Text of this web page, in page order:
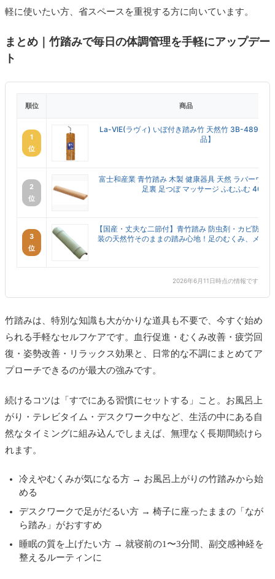
軽に使いたい方、省スペースを重視する方に向いています。
まとめ｜竹踏みで毎日の体調管理を手軽にアップデー
ト
順位 商品
1
位
La-VIE(ラヴィ) いぼ付き踏み竹 天然竹 3B-4899【
品】
2
位
富士和産業 青竹踏み 木製 健康器具 天然 ラバーウッ
足裏 足つぼ マッサージ ふむふむ 40cm
3
位
【国産・丈夫な二節付】青竹踏み 防虫剤・カビ防止
装の天然竹そのままの踏み心地！足のむくみ、メタ
2026年6月11日時点の情報です
竹踏みは、特別な知識も大がかりな道具も不要で、今すぐ始め
られる手軽なセルフケアです。血行促進・むくみ改善・疲労回
復・姿勢改善・リラックス効果と、日常的な不調にまとめてア
プローチできるのが最大の強みです。
続けるコツは「すでにある習慣にセットする」こと。お風呂上
がり・テレビタイム・デスクワーク中など、生活の中にある自
然なタイミングに組み込んでしまえば、無理なく長期間続けら
れます。
冷えやむくみが気になる方 → お風呂上がりの竹踏みから始
める
デスクワークで足がだるい方 → 椅子に座ったままの「なが
ら踏み」がおすすめ
睡眠の質を上げたい方 → 就寝前の1〜3分間、副交感神経を
整えるルーティンに